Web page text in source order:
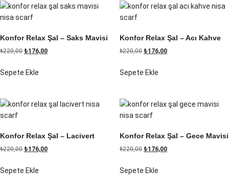
Konfor Relax Şal – Saks Mavisi
₺220,00 ₺176,00
Sepete Ekle
Konfor Relax Şal – Acı Kahve
₺220,00 ₺176,00
Sepete Ekle
Konfor Relax Şal – Lacivert
₺220,00 ₺176,00
Sepete Ekle
Konfor Relax Şal – Gece Mavisi
₺220,00 ₺176,00
Sepete Ekle